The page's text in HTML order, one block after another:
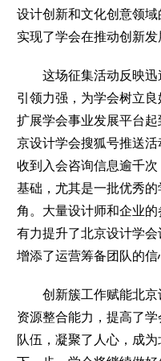
设计创新和文化创意领域
实现了学会在推动创新发
这场征集活动反映迅
引领力强，为学会树立
扩展学会事业发展平台
京设计学会搜狐号推送活
收到入会咨询信息逾千
基础，尤其是一批优秀
角。大量设计师和企业的
有力提升了北京设计学会
增添了运营筹备团队的信
创新簇工作赋能北京
资源整合能力，提高了
队伍，凝聚了人心，成